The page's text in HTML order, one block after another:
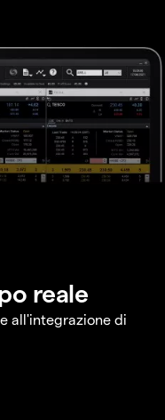
reale
all'integrazione di